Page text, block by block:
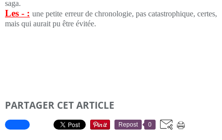
saga.
Les - : une petite erreur de chronologie, pas catastrophique, certes,
mais qui aurait pu être évitée.
PARTAGER CET ARTICLE
Repost 0